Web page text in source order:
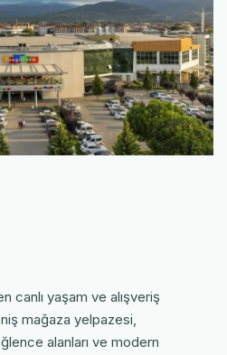
canlı yaşam ve alışveriş
mağaza yelpazesi,
alanları ve modern